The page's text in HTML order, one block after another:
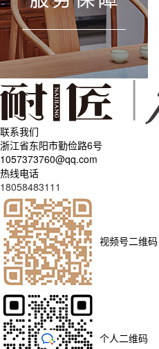
联系我们
浙江省东阳市勤俭路6号
1057373760@qq.com
热线电话
18058483111
视频号二维码
个人二维码